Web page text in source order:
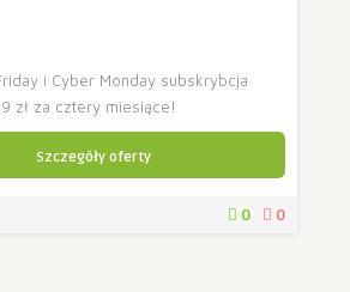
i Cyber Monday subskrybcja
zł za cztery miesiące!
Szczegóły oferty
0 0